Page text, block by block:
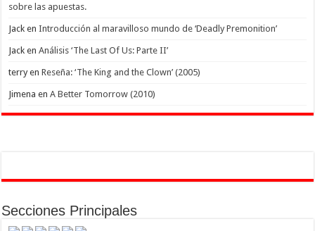
sobre las apuestas.
Jack enIntroducción al maravilloso mundo de ‘Deadly Premonition’
Jack enAnálisis ‘The Last Of Us: Parte II’
terryenReseña: ‘The King and the Clown’ (2005)
Jimena enA Better Tomorrow (2010)
Secciones Principales